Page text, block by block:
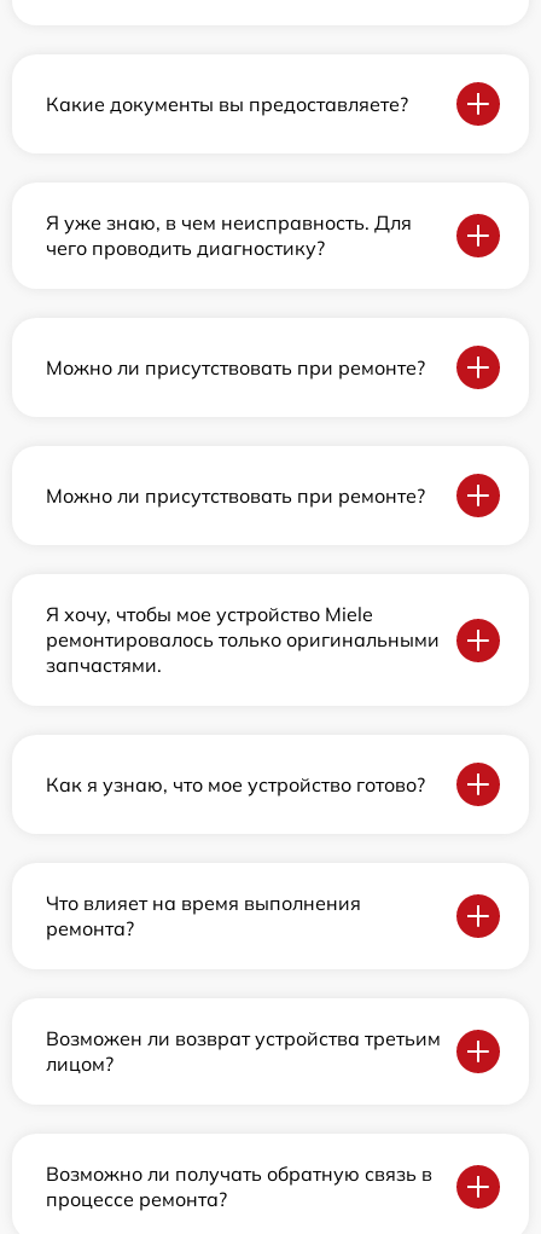
Какие документы вы предоставляете?
Я уже знаю, в чем неисправность. Для
чего проводить диагностику?
Можно ли присутствовать при ремонте?
Можно ли присутствовать при ремонте?
Я хочу, чтобы мое устройство Miele
ремонтировалось только оригинальными
запчастями.
Как я узнаю, что мое устройство готово?
Что влияет на время выполнения
ремонта?
Возможен ли возврат устройства третьим
лицом?
Возможно ли получать обратную связь в
процессе ремонта?